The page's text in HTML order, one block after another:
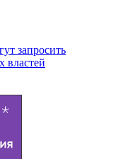
запросить
властей